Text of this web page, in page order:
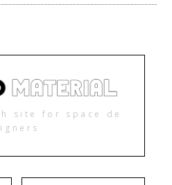
site for space de